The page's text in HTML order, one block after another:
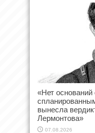
«Нет оснований
вынесла
Лермонтова»
07.08.2026